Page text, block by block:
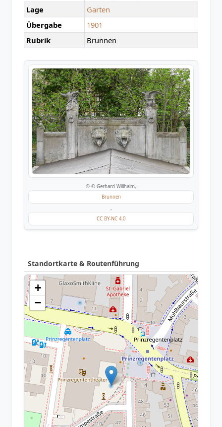
Lage
Garten
Übergabe
1901
Rubrik
Brunnen
© © Gerhard Willhalm,
Brunnen
,
CC BY-NC 4.0
Standortkarte & Routenführung
+
−